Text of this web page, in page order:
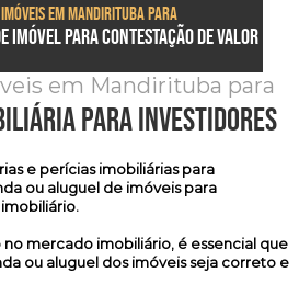
em Mandirituba para
IMÓVEL PARA CONTESTAÇÃO DE VALOR
em Mandirituba para
para investidores
e perícias imobiliárias para
ou aluguel de imóveis para
no mercado imobiliário, é essencial que
ou aluguel dos imóveis seja correto e